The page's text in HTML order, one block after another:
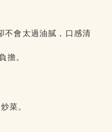
不會太過油膩，口感清
擔。
菜。